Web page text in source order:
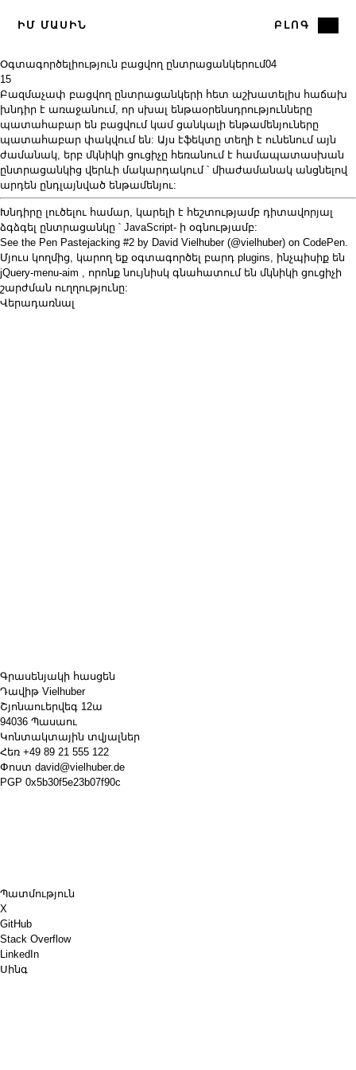
ԻՄ ՄԱՍԻՆ ԲԼՈԳ
Օգտագործելիություն բացվող ընտրացանկերում04
15
Բազմաչափ բացվող ընտրացանկերի հետ աշխատելիս հաճախ
խնդիր է առաջանում, որ սխալ ենթաօրենսդրությունները
պատահաբար են բացվում կամ ցանկալի ենթամենյուները
պատահաբար փակվում են: Այս էֆեկտը տեղի է ունենում այն ​​
ժամանակ, երբ մկնիկի ցուցիչը հեռանում է համապատասխան
ընտրացանկից վերևի մակարդակում ՝ միաժամանակ անցնելով
արդեն ընդլայնված ենթամենյու:
Խնդիրը լուծելու համար, կարելի է հեշտությամբ դիտավորյալ
ձգձգել ընտրացանկը ՝ JavaScript- ի օգնությամբ:
See the Pen Pastejacking #2 by David Vielhuber (@vielhuber) on CodePen
Մյուս կողմից, կարող եք օգտագործել բարդ plugins, ինչպիսիք են
jQuery-menu-aim , որոնք նույնիսկ գնահատում են մկնիկի ցուցիչի
շարժման ուղղությունը:
Վերադառնալ
Գրասենյակի հասցեն
Դավիթ Vielhuber
Շյոնաուերվեգ 12ա
94036 Պասաու
Կոնտակտային տվյալներ
Հեռ +49 89 21 555 122
Փոստ david@vielhuber.de
PGP 0x5b30f5e23b07f90c
Պատմություն
X
GitHub
Stack Overflow
LinkedIn
Սինգ